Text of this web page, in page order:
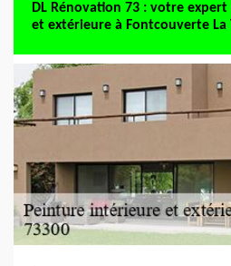
DL Rénovation 73 : votre
et extérieure à Fontcouverte La